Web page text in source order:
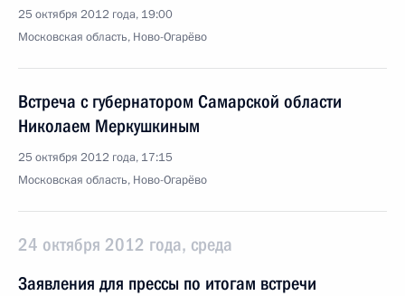
25 октября 2012 года, 19:00
Московская область, Ново-Огарёво
Встреча с губернатором Самарской области
Николаем Меркушкиным
25 октября 2012 года, 17:15
Московская область, Ново-Огарёво
24 октября 2012 года, среда
Заявления для прессы по итогам встречи